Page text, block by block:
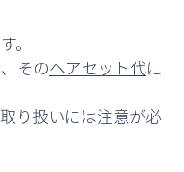
。
そのヘアセット代に
り扱いには注意が必